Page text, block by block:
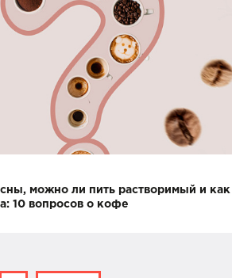
можно ли пить растворимый и как
10 вопросов о кофе